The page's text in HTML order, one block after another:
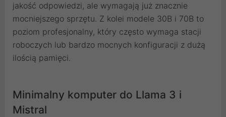
jakość odpowiedzi, ale wymagają już znacznie
mocniejszego sprzętu. Z kolei modele 30B i 70B to
poziom profesjonalny, który często wymaga stacji
roboczych lub bardzo mocnych konfiguracji z dużą
ilością pamięci.
Minimalny komputer do Llama 3 i
Mistral